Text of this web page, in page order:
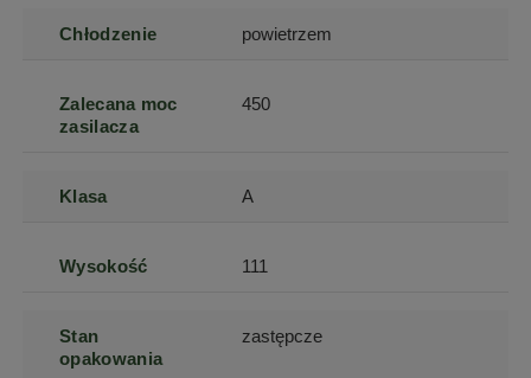
Chłodzenie powietrzem
Zalecana moc
zasilacza
450
Klasa A
Wysokość 111
Stan
opakowania
zastępcze